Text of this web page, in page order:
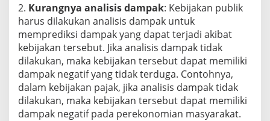
2. Kurangnya analisis dampak: Kebijakan publik
harus dilakukan analisis dampak untuk
memprediksi dampak yang dapat terjadi akibat
kebijakan tersebut. Jika analisis dampak tidak
dilakukan, maka kebijakan tersebut dapat memiliki
dampak negatif yang tidak terduga. Contohnya,
dalam kebijakan pajak, jika analisis dampak tidak
dilakukan, maka kebijakan tersebut dapat memiliki
dampak negatif pada perekonomian masyarakat.